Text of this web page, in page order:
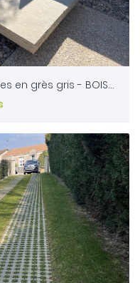
Escalier en marches suspendues en grès gris - BOISME 79